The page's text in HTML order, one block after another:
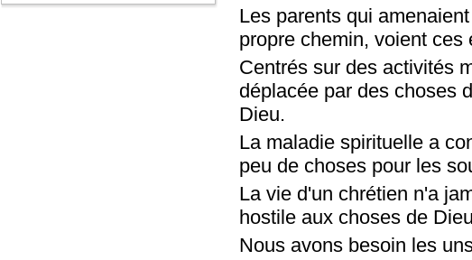
Les parents qui
propre chemin, voient
Centrés sur des activités
déplacée par des choses
Dieu.
La maladie spirituelle a
peu de choses pour les
La vie d'un chrétien n'a
hostile aux choses de
Nous avons besoin les